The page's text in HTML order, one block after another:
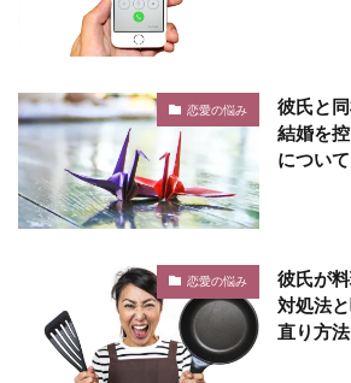
恋愛の悩み
彼氏と
結婚を
について
恋愛の悩み
彼氏が
対処法
直り方法